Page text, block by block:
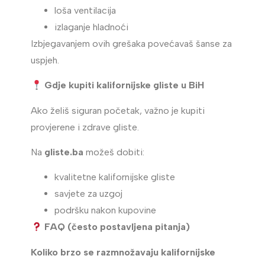
loša ventilacija
izlaganje hladnoći
Izbjegavanjem ovih grešaka povećavaš šanse za
uspjeh.
Gdje kupiti kalifornijske gliste u BiH
Ako želiš siguran početak, važno je kupiti
provjerene i zdrave gliste.
Na gliste.ba možeš dobiti:
kvalitetne kalifornijske gliste
savjete za uzgoj
podršku nakon kupovine
FAQ (često postavljena pitanja)
Koliko brzo se razmnožavaju kalifornijske